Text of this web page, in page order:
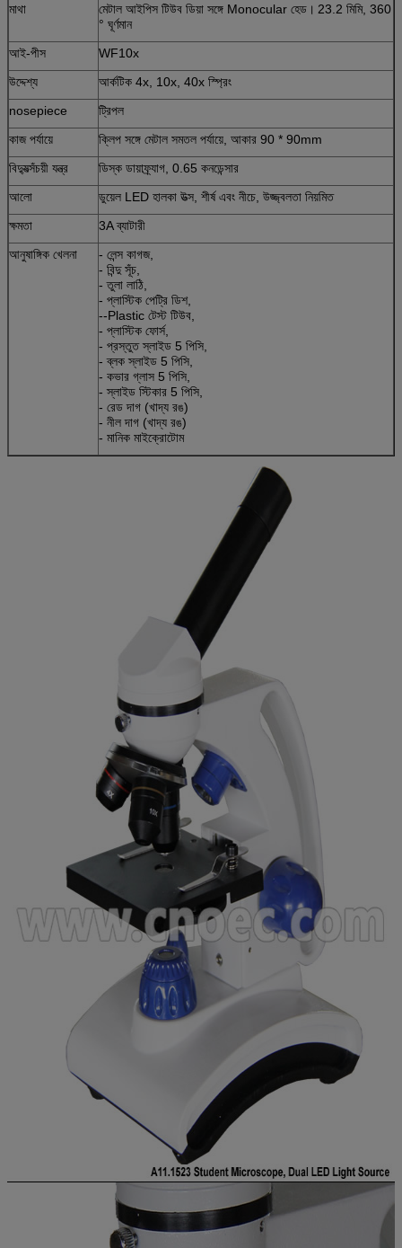
মাথা
মেটাল আইপিস টিউব ডিয়া সঙ্গে Monocular হেড। 23.2 মিমি, 360
° ঘূর্ণমান
আই-পীস
WF10x
উদ্দেশ্য
আর্কটিক 4x, 10x, 40x স্প্রিং
nosepiece
ট্রিপল
কাজ পর্যায়ে
ক্লিপ সঙ্গে মেটাল সমতল পর্যায়ে, আকার 90 * 90mm
বিদ্যুত্সঁচয়ী যন্ত্র
ডিস্ক ডায়াফ্র্যাগ, 0.65 কনডেন্সার
আলো
ডুয়েল LED হালকা উত্স, শীর্ষ এবং নীচে, উজ্জ্বলতা নিয়মিত
ক্ষমতা
3A ব্যাটারী
আনুষাঙ্গিক খেলনা
- লেন্স কাগজ,
- বিন্দু সূঁচ,
- তুলা লাঠি,
- প্লাস্টিক পেট্রি ডিশ,
--Plastic টেস্ট টিউব,
- প্লাস্টিক ফোর্স,
- প্রস্তুত স্লাইড 5 পিসি,
- ব্লক স্লাইড 5 পিসি,
- কভার গ্লাস 5 পিসি,
- স্লাইড স্টিকার 5 পিসি,
- রেড দাগ (খাদ্য রঙ)
- নীল দাগ (খাদ্য রঙ)
- মানিক মাইক্রোটোম